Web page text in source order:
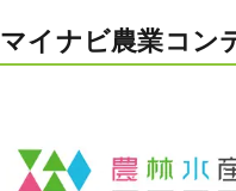
マイナビ農業コン